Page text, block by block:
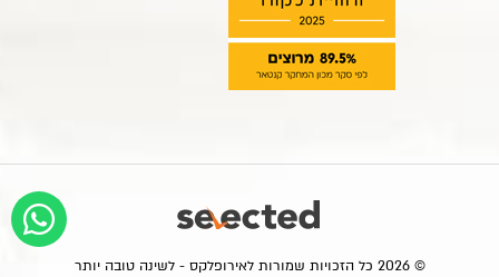
© 2026 כל הזכויות שמורות לאירופלקס - לשינה טובה יותר